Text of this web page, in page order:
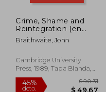
Crime, Shame and
Reintegration (en
Inglés)
Braithwaite, John
Cambridge University
Press, 1989, Tapa Blanda,
Nuevo